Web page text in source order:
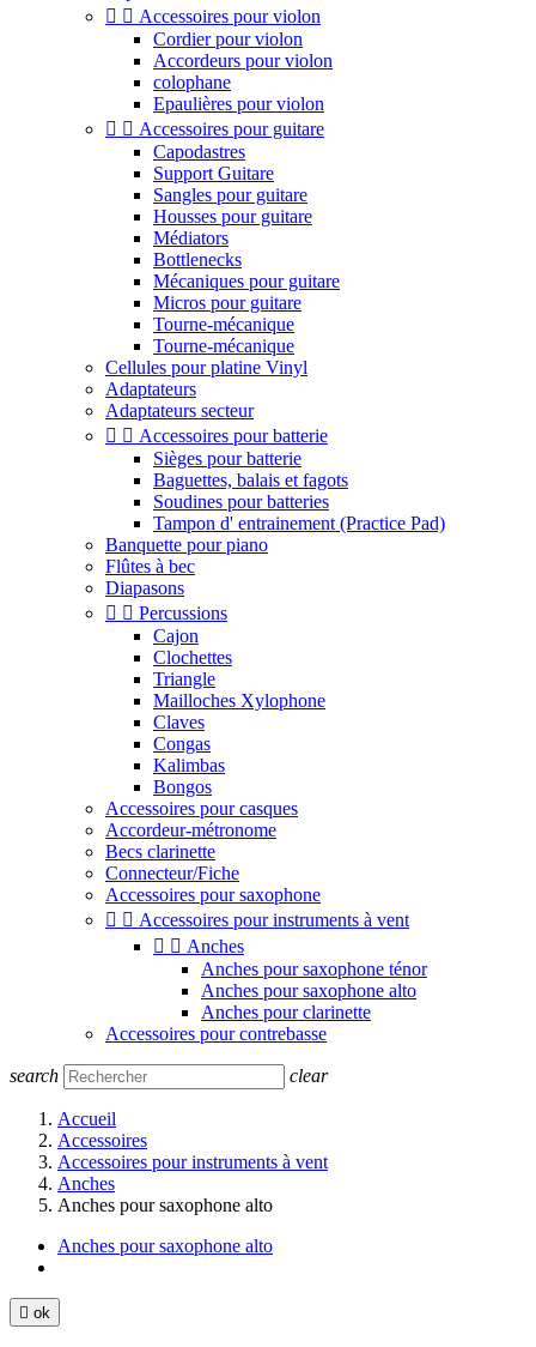
  Accessoires pour violon
Cordier pour violon
Accordeurs pour violon
colophane
Epaulières pour violon
  Accessoires pour guitare
Capodastres
Support Guitare
Sangles pour guitare
Housses pour guitare
Médiators
Bottlenecks
Mécaniques pour guitare
Micros pour guitare
Tourne-mécanique
Tourne-mécanique
Cellules pour platine Vinyl
Adaptateurs
Adaptateurs secteur
  Accessoires pour batterie
Sièges pour batterie
Baguettes, balais et fagots
Soudines pour batteries
Tampon d' entrainement (Practice Pad)
Banquette pour piano
Flûtes à bec
Diapasons
  Percussions
Cajon
Clochettes
Triangle
Mailloches Xylophone
Claves
Congas
Kalimbas
Bongos
Accessoires pour casques
Accordeur-métronome
Becs clarinette
Connecteur/Fiche
Accessoires pour saxophone
  Accessoires pour instruments à vent
  Anches
Anches pour saxophone ténor
Anches pour saxophone alto
Anches pour clarinette
Accessoires pour contrebasse
search clear
Accueil
Accessoires
Accessoires pour instruments à vent
Anches
Anches pour saxophone alto
Anches pour saxophone alto
 ok